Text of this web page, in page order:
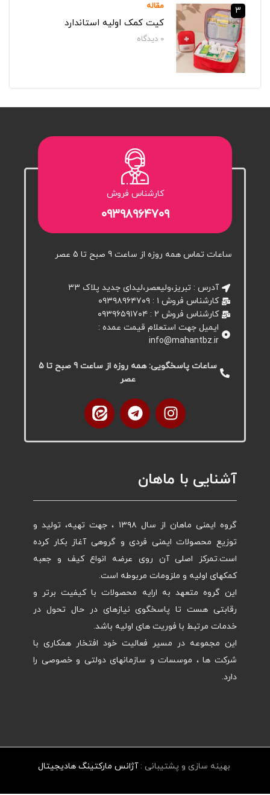
3 مقاله
کیت کمک اولیه استاندارد
0دیدگاه‌
کارشناس فروش
۰۹۳۹۸۹۶۴۷۰۹
ساعات تماس همه روزه از ساعت 9 صبح تا 5 عصر
آدرس : تبریز،ولیعصر،لیدای جدید پلاک ۳۳
کارشناس فروش ۱ : ۰۹۳۹۸۹۶۴۷۰۹
کارشناس فروش 2 : ۰۹۳۹۶۵۹۱۷۰۴
ایمیل جهت استعلام قیمت عمده :
info@mahantbz.ir
ساعات پاسخگویی: همه روزه از ساعت 9 صبح تا 5
عصر
آشنایی با ماهان
گروه ایمنی ماهان از سال ۱۳۹۸ ، جهت تهیه، تولید و
توزیع محصولات ایمنی فردی و گروهی آغاز بکار کرده
است.تمرکز اصلی آن روی عرضه انواع کیف و جعبه
کمکهای اولیه و ملزومات مربوطه است.
این گروه متعهد به ارایه محصولات با کیفیت برتر و
رقابتی هست تا پاسخگوی نیازهای در حال تحول در
خدمات مرتبط با فوریت های اولیه باشد.
این مجموعه در مسیر فعالیت خود افتخار همکاری با
شرکت ها ، موسسات و سازمانهای دولتی و خصوصی را
دارد.
بهینه سازی و پشتیبانی : آژانس مارکتینگ هادیجیتال